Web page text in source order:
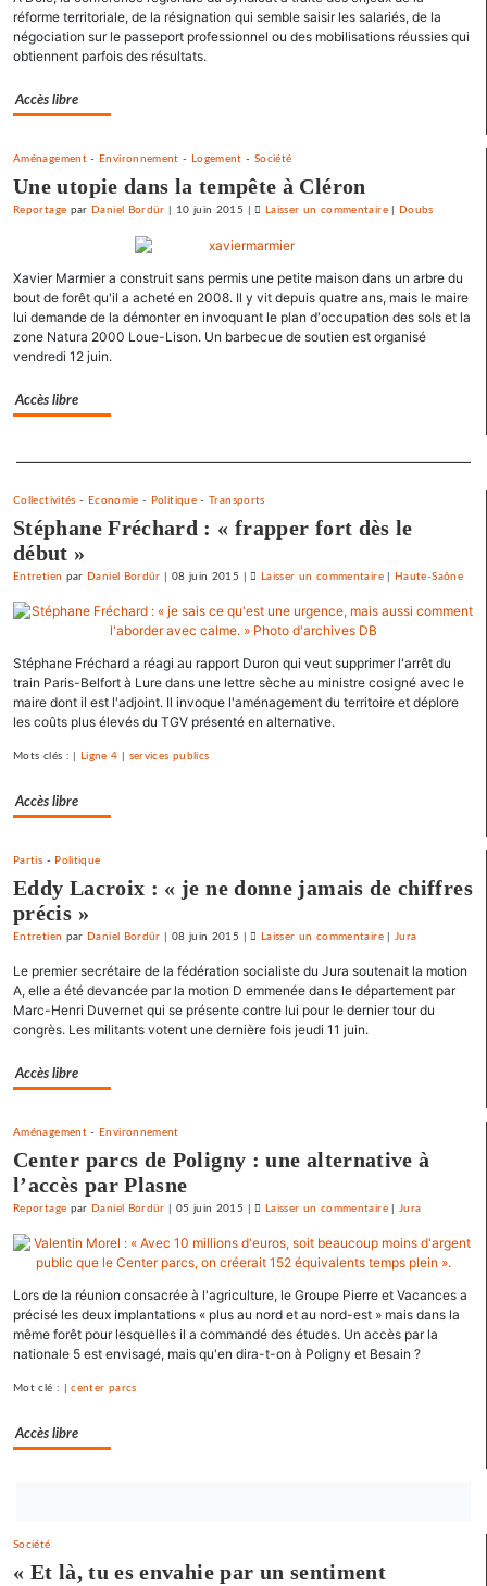
policier
»
réforme territoriale, de la résignation qui semble saisir les salariés, de la
négociation sur le passeport professionnel ou des mobilisations réussies qui
obtiennent parfois des résultats.
Accès libre
Aménagement- Environnement - Logement - Société
Une utopie dans la tempête à Cléron
Reportage par Daniel Bordür 10 juin 2015 Laisser un commentaireon
«
état
policier
»
| Doubs
Xavier Marmier a construit sans permis une petite maison dans un arbre du
bout de forêt qu'il a acheté en 2008. Il y vit depuis quatre ans, mais le maire
lui demande de la démonter en invoquant le plan d'occupation des sols et la
zone Natura 2000 Loue-Lison. Un barbecue de soutien est organisé
vendredi 12 juin.
Accès libre
Collectivités - Economie - Politique -Transports
Stéphane Fréchard : « frapper fort dès le
début »
Entretien par Daniel Bordür 08 juin 2015 Laisser un commentaireon
état
policier
| Haute-Saône
Stéphane Fréchard a réagi au rapport Duron qui veut supprimer l'arrêt du
train Paris-Belfort à Lure dans une lettre sèche au ministre cosigné avec le
maire dont il est l'adjoint. Il invoque l'aménagement du territoire et déplore
les coûts plus élevés du TGV présenté en alternative.
Mots clés : | Ligne 4 services publics
Accès libre
Partis - Politique
Eddy Lacroix : « je ne donne jamais de chiffres
précis »
Entretien par Daniel Bordür 08 juin 2015 Laisser un commentaireon
| Jura
Le premier secrétaire de la fédération socialiste du Jura soutenait la motion
A, elle a été devancée par la motion D emmenée dans le département par
Marc-Henri Duvernet qui se présente contre lui pour le dernier tour du
congrès. Les militants votent une dernière fois jeudi 11 juin.
Accès libre
Aménagement- Environnement
Center parcs de Poligny : une alternative à
l’accès par Plasne
Reportage par Daniel Bordür 05 juin 2015 Laisser un commentaireon
état
policier
| Jura
Lors de la réunion consacrée à l'agriculture, le Groupe Pierre et Vacances a
précisé les deux implantations « plus au nord et au nord-est » mais dans la
même forêt pour lesquelles il a commandé des études. Un accès par la
nationale 5 est envisagé, mais qu'en dira-t-on à Poligny et Besain ?
Mot clé : |center parcs
Accès libre
vous
maintenant
Société
« Et là, tu es envahie par un sentiment